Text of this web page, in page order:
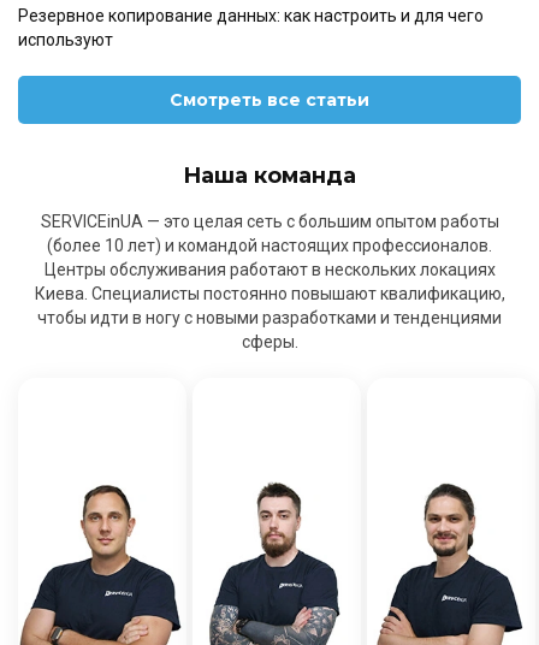
Резервное копирование данных: как настроить и для чего
используют
Смотреть все статьи
Наша команда
SERVICEinUA — это целая сеть с большим опытом работы
(более 10 лет) и командой настоящих профессионалов.
Центры обслуживания работают в нескольких локациях
Киева. Специалисты постоянно повышают квалификацию,
чтобы идти в ногу с новыми разработками и тенденциями
сферы.